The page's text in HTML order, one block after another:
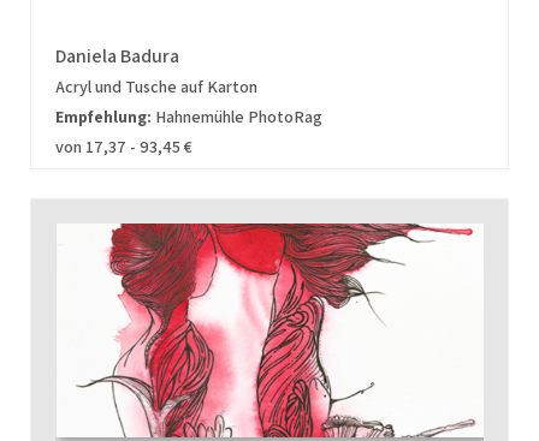
Daniela Badura
Acryl und Tusche auf Karton
Empfehlung: Hahnemühle PhotoRag
von 17,37 - 93,45 €